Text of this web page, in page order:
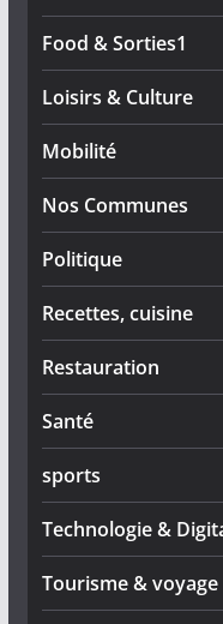
Food & Sorties1
Loisirs & Culture
Mobilité
Nos Communes
Politique
Recettes, cuisine
Restauration
Santé
sports
Technologie &
Tourisme & voyage